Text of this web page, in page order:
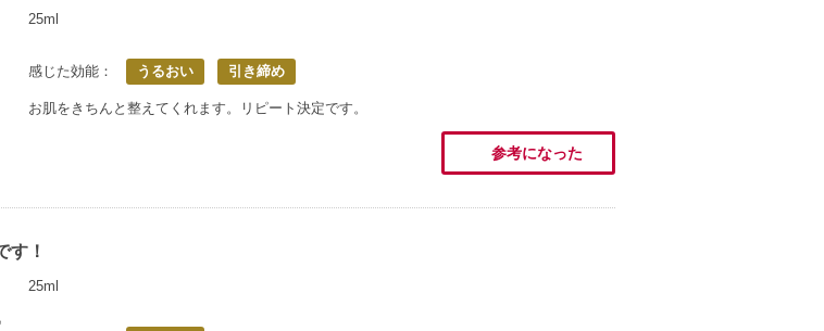
25ml
感じた効能： うるおい 引き締め
お肌をきちんと整えてくれます。リピート決定です。
参考になった
す！
25ml